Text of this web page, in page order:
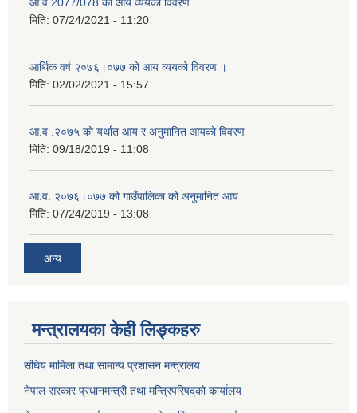
मिति: 07/24/2021 - 11:20
आर्थिक वर्ष २०७६।०७७ को आय व्ययको विवरण ।
मिति: 02/02/2021 - 15:57
आ.व .२०७५ को यर्थात आय र अनुमानित आयको विवरण
मिति: 09/18/2019 - 11:08
आ.व. २०७६।०७७ को गाउँपालिका को अनुमानित आय
मिति: 07/24/2019 - 13:08
अन्य
मन्त्रालयका केही लिङ्कहरु
संघिय मामिला तथा सामान्य प्रशासन मन्त्रालय
नेपाल सरकार प्रधानमन्त्री तथा मन्त्रिपरिषद्को कार्यालय